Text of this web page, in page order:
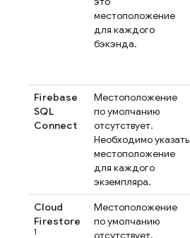
местоположение
для каждого
бэкэнда.
Firebase
SQL
Connect
Местоположение
по умолчанию
отсутствует.
Необходимо указать
местоположение
для каждого
экземпляра.
Cloud
Firestore
1
Местоположение
по умолчанию
отсутствует.